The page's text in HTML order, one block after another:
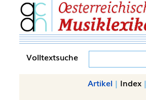
Volltextsuche
Artikel | Index |